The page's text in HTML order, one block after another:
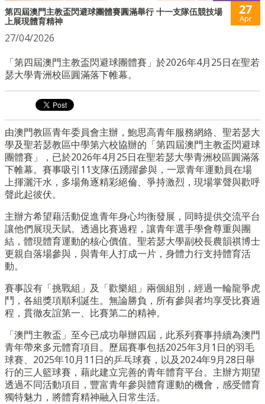
第四屆澳門主教盃閃避球團體賽圓滿舉行 十一支隊伍競技場
上展現體育精神
27
Apr
27/04/2026
「第四屆澳門主教盃閃避球團體賽」於2026年4月25日在聖若
瑟大學青洲校區圓滿落下帷幕。
由澳門教區青年委員會主辦，鮑思高青年服務網絡、聖若瑟大
學及聖若瑟教區中學第六校協辦的「第四屆澳門主教盃閃避球
團體賽」，已於2026年4月25日在聖若瑟大學青洲校區圓滿落
下帷幕。賽事吸引11支隊伍踴躍參與，一眾青年運動員在場
上揮灑汗水，多場角逐精彩絕倫、爭持激烈，現場掌聲與歡呼
聲此起彼伏。
主辦方希望藉活動促進青年身心均衡發展，同時提供交流平台
讓他們展現天賦。透過比賽過程，讓青年選手學會尊重與團
結，體現體育運動的核心價值。聖若瑟大學副校長農韻祺博士
更親自落場參與，與青年人打成一片，身體力行支持體育活
動。
賽事設有「挑戰組」及「歡樂組」兩個組別，經過一輪龍爭虎
鬥，各組獎項順利誕生。無論勝負，所有參與者均享受比賽過
程，貫徹友誼第一、比賽第二的精神。
「澳門主教盃」至今已成功舉辦四屆，此系列賽事持續為澳門
青年帶來多元體育項目。歷屆賽事包括2025年3月1日的羽毛
球賽、2025年10月11日的乒乓球賽，以及2024年9月28日舉
行的三人籃球賽，藉此建立完善的青年體育平台。主辦方期望
透過不同活動項目，豐富青年參與體育運動的機會，感受體育
獨特魅力，將體育精神融入日常生活。